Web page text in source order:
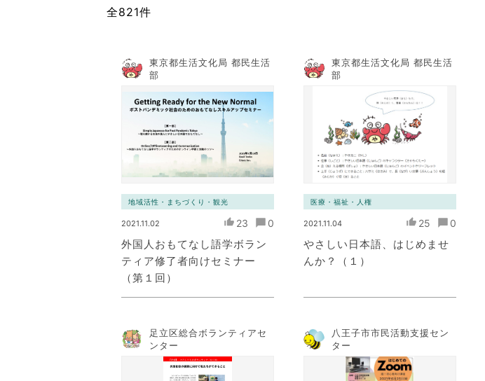
全821件
東京都生活文化局 都民生活
部
地域活性・まちづくり・観光
2021.11.02 23 0
外国人おもてなし語学ボラン
ティア修了者向けセミナー
（第１回）
東京都生活文化局 都民生活
部
医療・福祉・人権
2021.11.04 25 0
やさしい日本語、はじめませ
んか？（１）
足立区総合ボランティアセ
ンター
八王子市市民活動支援セン
ター